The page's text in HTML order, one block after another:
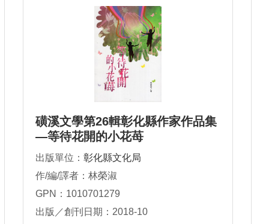
磺溪文學第26輯彰化縣作家作品集
—等待花開的小花苺
出版單位： 彰化縣文化局
作/編/譯者：林榮淑
GPN：1010701279
出版／創刊日期：2018-10